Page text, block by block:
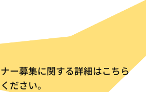
ー募集に関する詳細はこちら
ださい。